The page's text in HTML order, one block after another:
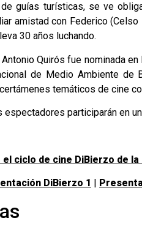
guías turísticas, se ve
amistad con Federico
30 años luchando.
Quirós fue nominada
de Medio Ambiente de
temáticos de cine
espectadores participarán en
el ciclo de cine DiBierzo de
DiBierzo 1